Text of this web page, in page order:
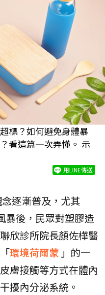
標？如何避免身體暴
看這篇一次弄懂。 示
用LINE傳送
逐漸普及，尤其
暴後，民眾對塑膠造
欣診所院長顏佐樺醫
環境荷爾蒙 」的一
膚接觸等方式在體內
擾內分泌系統。